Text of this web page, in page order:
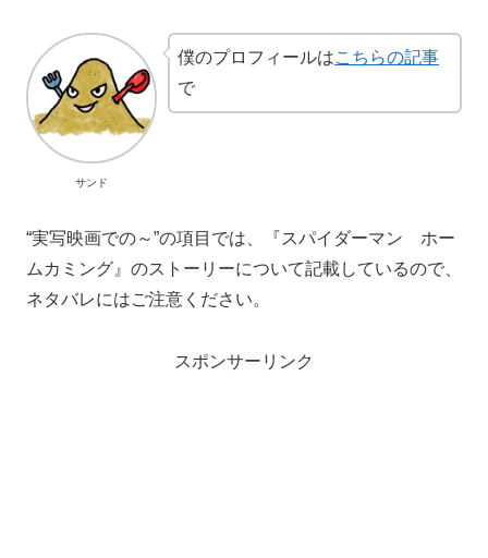
サンド
僕のプロフィールはこちらの記事
で
“実写映画での～”の項目では、『スパイダーマン ホー
ムカミング』のストーリーについて記載しているので、
ネタバレにはご注意ください。
スポンサーリンク